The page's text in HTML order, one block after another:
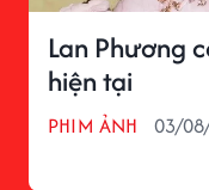
Lan Phương
hiện tại
PHIM ẢNH 03/